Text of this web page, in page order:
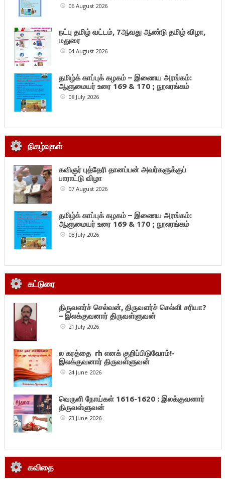
06 August 2026
நட்பு தமிழ் வட்டம், 7ஆவது ஆண்டு தமிழ் விழா,
மதுரை
04 August 2026
தமிழ்க் காப்புக் கழகம் – இணைய அரங்கம்:
ஆளுமையர் உரை 169 & 170 ; நூலரங்கம்
08 July 2026
நிகழ்வுகள்
கவிஞர் புத்தேரி தானப்பன் அவர்களுக்குப்
பாராட்டு விழா
07 August 2026
தமிழ்க் காப்புக் கழகம் – இணைய அரங்கம்:
ஆளுமையர் உரை 169 & 170 ; நூலரங்கம்
08 July 2026
கட்டுரை
திருவளர்ச் செல்வன், திருவளர்ச் செல்வி சரியா?
– இலக்குவனார் திருவள்ளுவன்
21 July 2026
ல கரத்தை rh எனக் குறிப்பிடுவோம்!-
இலக்குவனார் திருவள்ளுவன்
24 June 2026
வெருளி நோய்கள் 1616-1620 : இலக்குவனார்
திருவள்ளுவன்
23 June 2026
கவிதை